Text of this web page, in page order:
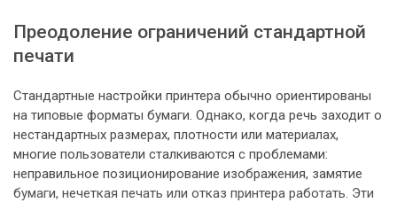
Преодоление ограничений стандартной
печати
Стандартные настройки принтера обычно ориентированы
на типовые форматы бумаги. Однако, когда речь заходит о
нестандартных размерах, плотности или материалах,
многие пользователи сталкиваются с проблемами:
неправильное позиционирование изображения, замятие
бумаги, нечеткая печать или отказ принтера работать. Эти